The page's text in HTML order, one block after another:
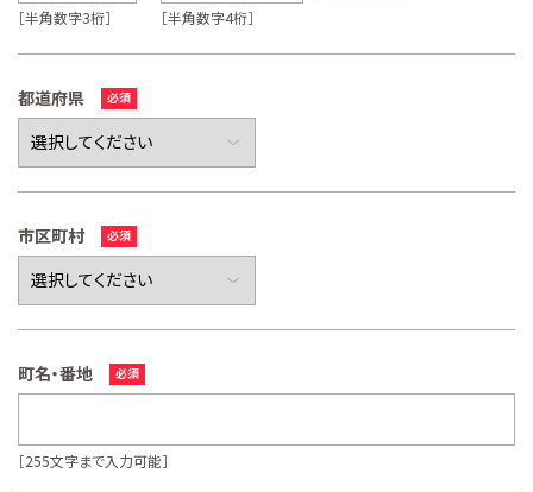
［半角数字3桁］ ［半角数字4桁］
都道府県
市区町村
町名・番地
［255文字まで入力可能］